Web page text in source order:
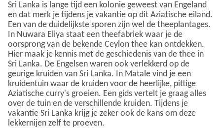
Sri Lanka is lange tijd een kolonie geweest van Engeland
en dat merk je tijdens je vakantie op dit Aziatische eiland.
Een van de duidelijkste sporen zijn wel de theeplantages.
In Nuwara Eliya staat een theefabriek waar je de
oorsprong van de bekende Ceylon thee kan ontdekken.
Hier maak je kennis met de geschiedenis van de thee in
Sri Lanka. De Engelsen waren ook verlekkerd op de
geurige kruiden van Sri Lanka. In Matale vind je een
kruidentuin waar de kruiden voor de heerlijke, pittige
Aziatische curry's groeien. Een gids vertelt je graag alles
over de tuin en de verschillende kruiden. Tijdens je
vakantie Sri Lanka krijg je zeker ook de kans om deze
lekkernijen zelf te proeven.